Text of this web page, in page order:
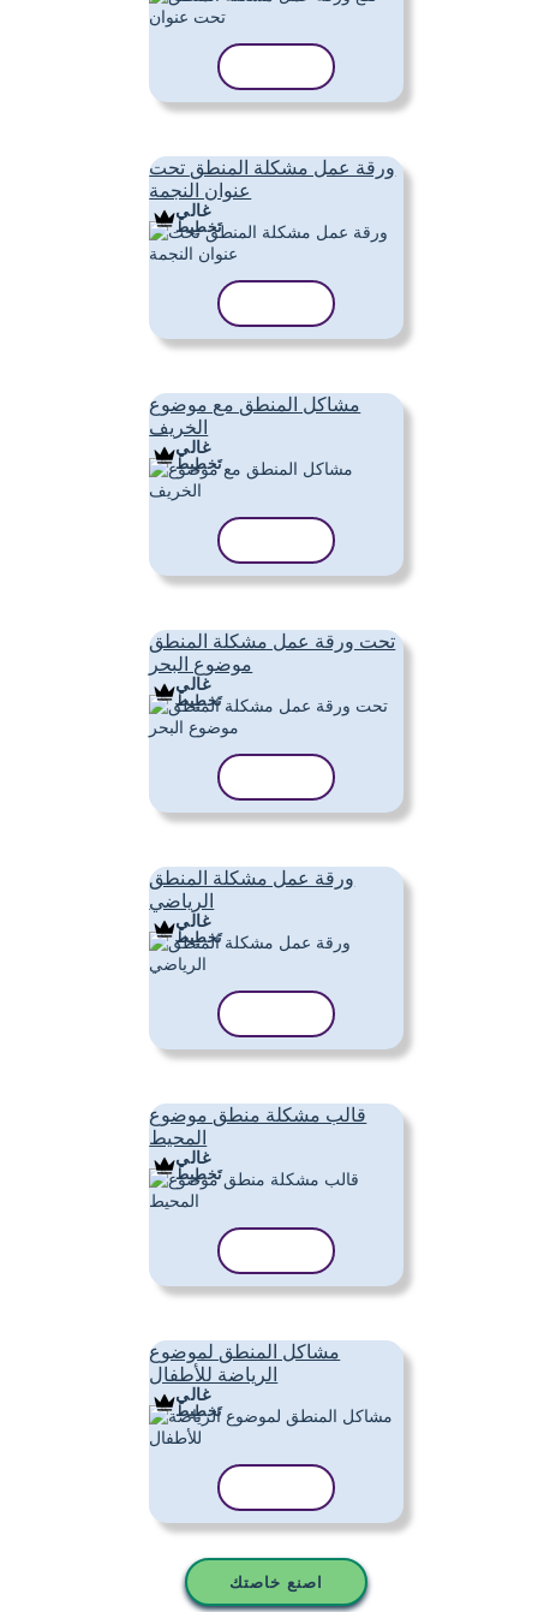
ورقة عمل مشكلة المنطق تحت
عنوان النجمة
غالي
تَخطِيط
مشاكل المنطق مع موضوع
الخريف
غالي
تَخطِيط
تحت ورقة عمل مشكلة المنطق
موضوع البحر
غالي
تَخطِيط
ورقة عمل مشكلة المنطق
الرياضي
غالي
تَخطِيط
قالب مشكلة منطق موضوع
المحيط
غالي
تَخطِيط
مشاكل المنطق لموضوع
الرياضة للأطفال
غالي
تَخطِيط
اصنع خاصتك